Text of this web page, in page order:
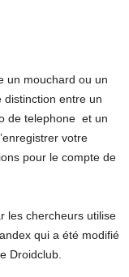
un mouchard ou un
distinction entre un
de telephone et un
votre
pour le compte de
les chercheurs utilise
qui a été modifié
Droidclub.